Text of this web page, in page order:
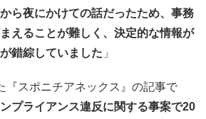
ら夜にかけての話だったため、事務
えることが難しく、決定的な情報が
錯綜していました 」
スポニチアネックス』の記事で
プライアンス違反に関する事案で20